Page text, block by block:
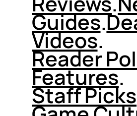
Guides.
Videos.
Reader
Features.
Staff Picks